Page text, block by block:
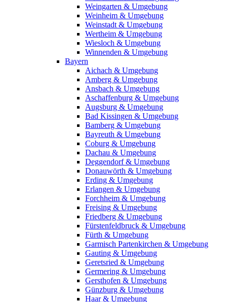
Weingarten & Umgebung
Weinheim & Umgebung
Weinstadt & Umgebung
Wertheim & Umgebung
Wiesloch & Umgebung
Winnenden & Umgebung
Bayern
Aichach & Umgebung
Amberg & Umgebung
Ansbach & Umgebung
Aschaffenburg & Umgebung
Augsburg & Umgebung
Bad Kissingen & Umgebung
Bamberg & Umgebung
Bayreuth & Umgebung
Coburg & Umgebung
Dachau & Umgebung
Deggendorf & Umgebung
Donauwörth & Umgebung
Erding & Umgebung
Erlangen & Umgebung
Forchheim & Umgebung
Freising & Umgebung
Friedberg & Umgebung
Fürstenfeldbruck & Umgebung
Fürth & Umgebung
Garmisch Partenkirchen & Umgebung
Gauting & Umgebung
Geretsried & Umgebung
Germering & Umgebung
Gersthofen & Umgebung
Günzburg & Umgebung
Haar & Umgebung